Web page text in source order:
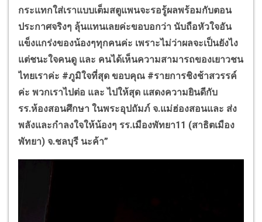
กระแทกใส่เราแบบเต็มสตูแพนจะรอรู้ผลพร้อมกับตอน
ประกาศจริงๆ ลุ้นแทนเลยค่ะขอบอกว่า นับถือหัวใจอัน
แข็งแกร่งของน้องๆทุกคนค่ะ เพราะไม่ว่าผลจะเป็นยังไง
แต่ชนะใจคนดู และ คนได้เห็นความสามารถของเยาวชน
ไทยเราค่ะ #ภูมิใจที่สุด ขอบคุณ #รายการชิงช้าสวรรค์
ค่ะ พวกเราไปต่อ และ ไปให้สุด แสดงความยินดีกับ
รร.ห้องสอนศึกษา ในพระอุปถัมภ์ จ.แม่ฮ่องสอนและ ส่ง
พลังและกำลงใจให้น้องๆ รร.เมืองพัทยา11 (สาธิตเมือง
พัทยา) จ.ชลบุรี นะค้า”